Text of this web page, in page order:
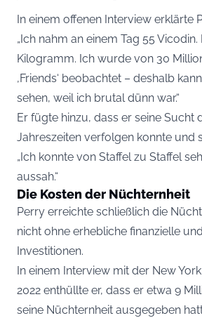
In einem offenen Interview erklärte
„Ich nahm an einem Tag 55
Kilogramm. Ich wurde von 30
‚Friends‘ beobachtet – deshalb
sehen, weil ich brutal dünn war.“
Er fügte hinzu, dass er seine Sucht
Jahreszeiten verfolgen konnte und
„Ich konnte von Staffel zu Staffel
aussah.“
Die Kosten der Nüchternheit
Perry erreichte schließlich die
nicht ohne erhebliche finanzielle
Investitionen.
In einem Interview mit der New
2022 enthüllte er, dass er etwa 9
seine Nüchternheit ausgegeben